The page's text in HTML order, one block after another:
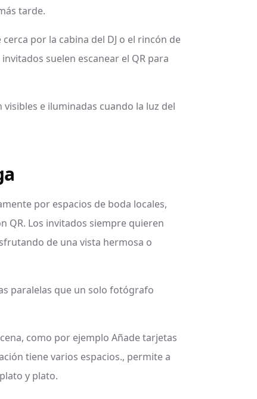
tarde.
por la cabina del DJ o el rincón de
suelen escanear el QR para
e iluminadas cuando la luz del
por espacios de boda locales,
QR. Los invitados siempre quieren
de una vista hermosa o
paralelas que un solo fotógrafo
como por ejemplo Añade tarjetas
tiene varios espacios., permite a
y plato.